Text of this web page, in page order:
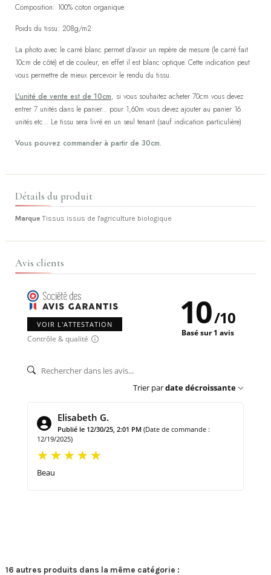
Composition: 100% coton organique
Poids du tissu: 208g/m2
La photo avec le carré blanc permet d'avoir un repère de mesure (le carré fait
10cm de côté) et de couleur, en effet il est blanc optique. Cette indication peut
vous permettre de mieux percevoir le rendu du tissu.
L'unité de vente est de 10cm, si vous souhaitez acheter 70cm vous devez
entrer 7 unités dans le panier... pour 1,60m vous devez ajouter au panier 16
unités etc... Le tissu sera livré en un seul tenant (sauf indication particulière).
Vous pouvez commander à partir de 30cm.
Détails du produit
Marque Tissus issus de l'agriculture biologique
Avis clients
VOIR L'ATTESTATION
Contrôle & qualité
10/10
Basé sur 1 avis
Trier pardate décroissante
Elisabeth G.
Publié le 12/30/25, 2:01 PM (Date de commande :
12/19/2025)
Beau
16 autres produits dans la même catégorie :